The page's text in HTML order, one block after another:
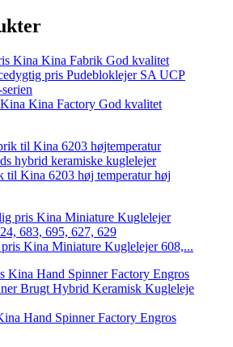
Kina Factory God kvalitet
til Kina 6203 høj temperatur høj
Kina Miniature Kuglelejer 608,...
Hand Spinner Factory Engros